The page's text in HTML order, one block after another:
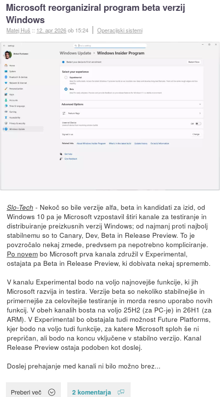
Microsoft reorganiziral program beta verzij
Windows
Matej Huš :: 12. apr 2026ob 15:24 Operacijski sistemi
Slo-Tech - Nekoč so bile verzije alfa, beta in kandidati za izid, od
Windows 10 pa je Microsoft vzpostavil štiri kanale za testiranje in
distribuiranje preizkusnih verzij Windows; od najmanj proti najbolj
stabilnemu so to Canary, Dev, Beta in Release Preview. To je
povzročalo nekaj zmede, predvsem pa nepotrebno kompliciranje.
Po novembo Microsoft prva kanala združil v Experimental,
ostajata pa Beta in Release Preview, ki dobivata nekaj sprememb.
V kanalu Experimental bodo na voljo najnovejše funkcije, ki jih
Microsoft razvija in testira. Verzije beta so nekoliko stabilnejše in
primernejše za celovitejše testiranje in morda resno uporabo novih
funkcij. V obeh kanalih bosta na voljo 25H2 (za PC-je) in 26H1 (za
ARM). V Experimental bo obstajala tudi možnost Future Platforms,
kjer bodo na voljo tudi funkcije, za katere Microsoft sploh še ni
prepričan, ali bodo na koncu vključene v stabilno verzijo. Kanal
Release Preview ostaja podoben kot doslej.
Doslej prehajanje med kanali ni bilo možno brez...
Preberi več 2 komentarja